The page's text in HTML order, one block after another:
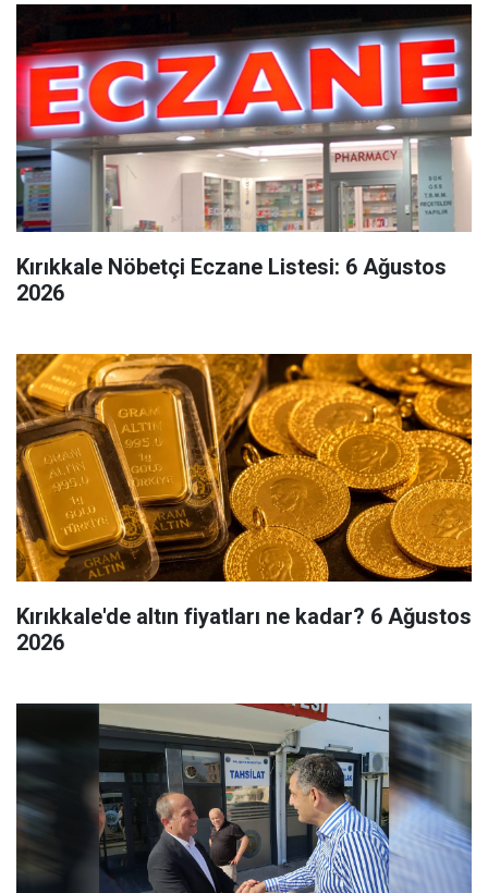
Kırıkkale Nöbetçi Eczane Listesi: 6 Ağustos
2026
Kırıkkale'de altın fiyatları ne kadar? 6 Ağustos
2026